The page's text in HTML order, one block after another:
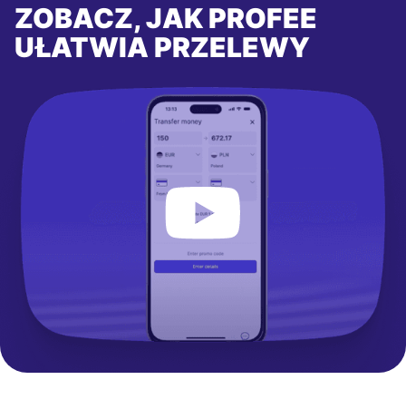
ZOBACZ, JAK PROFEE
UŁATWIA PRZELEWY